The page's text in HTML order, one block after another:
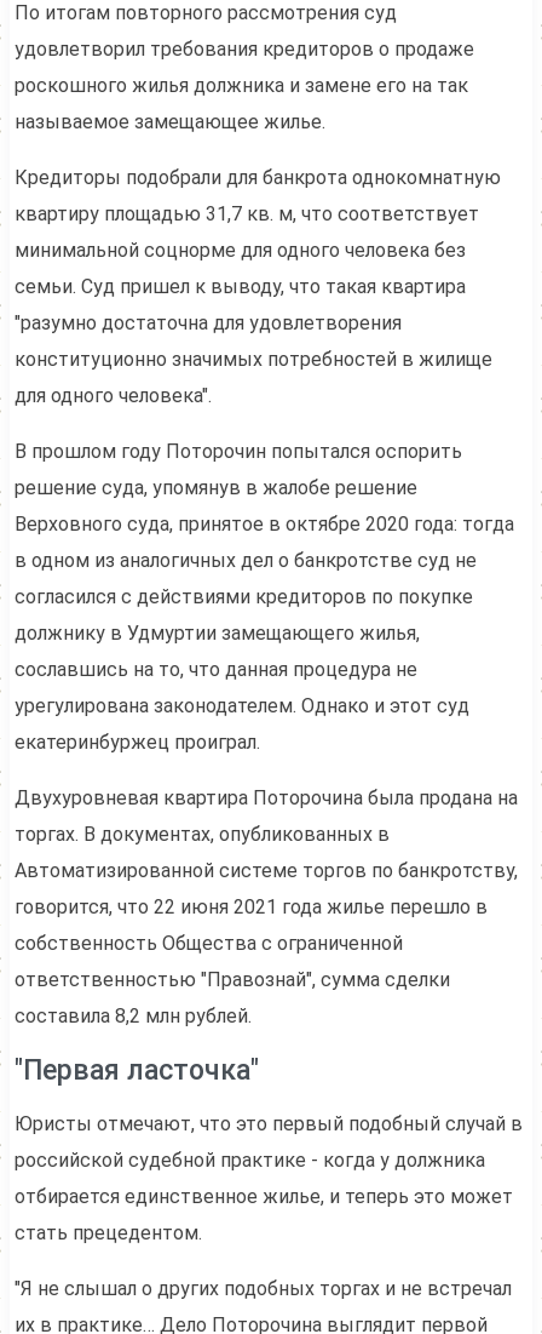
По итогам повторного рассмотрения суд
удовлетворил требования кредиторов о продаже
роскошного жилья должника и замене его на так
называемое замещающее жилье.
Кредиторы подобрали для банкрота однокомнатную
квартиру площадью 31,7 кв. м, что соответствует
минимальной соцнорме для одного человека без
семьи. Суд пришел к выводу, что такая квартира
"разумно достаточна для удовлетворения
конституционно значимых потребностей в жилище
для одного человека".
В прошлом году Поторочин попытался оспорить
решение суда, упомянув в жалобе решение
Верховного суда, принятое в октябре 2020 года: тогда
в одном из аналогичных дел о банкротстве суд не
согласился с действиями кредиторов по покупке
должнику в Удмуртии замещающего жилья,
сославшись на то, что данная процедура не
урегулирована законодателем. Однако и этот суд
екатеринбуржец проиграл.
Двухуровневая квартира Поторочина была продана на
торгах. В документах, опубликованных в
Автоматизированной системе торгов по банкротству,
говорится, что 22 июня 2021 года жилье перешло в
собственность Общества с ограниченной
ответственностью "Правознай", сумма сделки
составила 8,2 млн рублей.
"Первая ласточка"
Юристы отмечают, что это первый подобный случай в
российской судебной практике - когда у должника
отбирается единственное жилье, и теперь это может
стать прецедентом.
"Я не слышал о других подобных торгах и не встречал
их в практике… Дело Поторочина выглядит первой